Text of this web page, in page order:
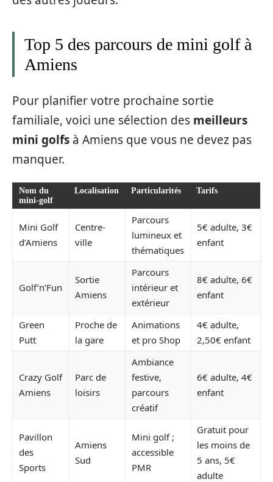
Top 5 des parcours de mini golf à
Amiens
Pour planifier votre prochaine sortie
familiale, voici une sélection des meilleurs
mini golfs à Amiens que vous ne devez pas
manquer.
Nom du
mini-golf
Localisation Particularités Tarifs
Mini Golf
d’Amiens
Centre-
ville
Parcours
lumineux et
thématiques
5€ adulte, 3€
enfant
Golf’n’Fun
Sortie
Amiens
Parcours
intérieur et
extérieur
8€ adulte, 6€
enfant
Green
Putt
Proche de
la gare
Animations
et pro Shop
4€ adulte,
2,50€ enfant
Crazy Golf
Amiens
Parc de
loisirs
Ambiance
festive,
parcours
créatif
6€ adulte, 4€
enfant
Pavillon
des
Sports
Amiens
Sud
Mini golf ;
accessible
PMR
Gratuit pour
les moins de
5 ans, 5€
adulte